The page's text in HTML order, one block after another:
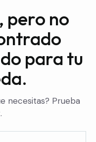
pero no
para tu
necesitas? Prueba